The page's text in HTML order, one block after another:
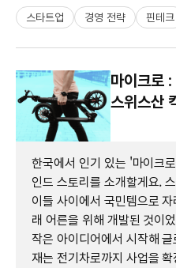
스타트업 경영 전략 핀테크
마이크로 :
스위스산
한국에서 인기 있는 '마이크
인드 스토리를 소개할게요.
이들 사이에서 국민템으로
래 어른을 위해 개발된 것이
작은 아이디어에서 시작해
재는 전기차로까지 사업을